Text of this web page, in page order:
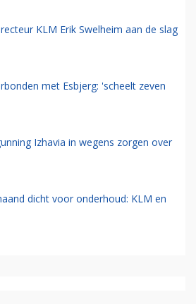
KLM Erik Swelheim aan de slag
met Esbjerg: 'scheelt zeven
Izhavia in wegens zorgen over
dicht voor onderhoud: KLM en